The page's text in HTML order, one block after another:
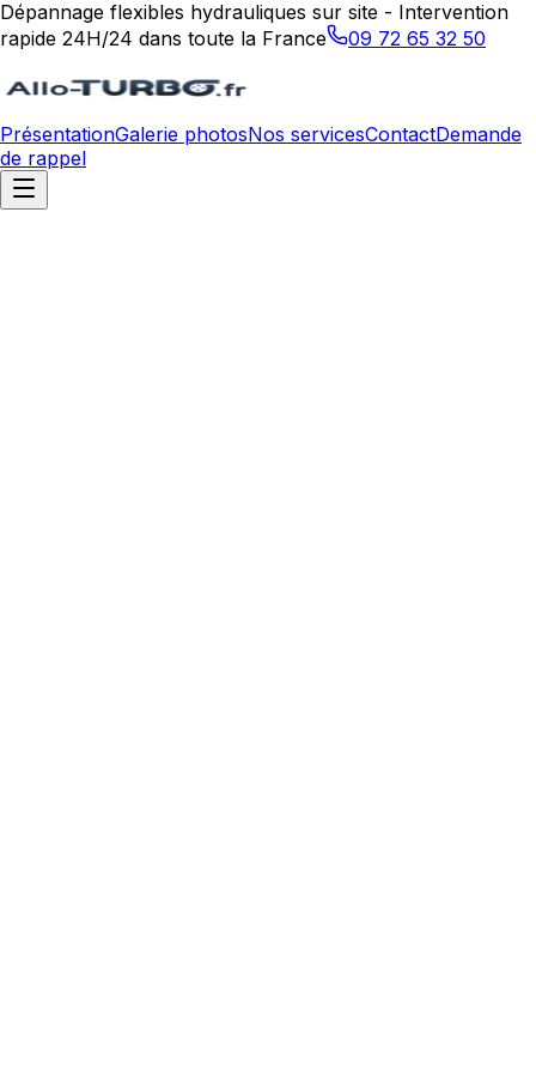
Dépannage flexibles hydrauliques sur site - Intervention
rapide 24H/24 dans toute la France
09 72 65 32 50
PrésentationGalerie photosNos servicesContactDemande
de rappel